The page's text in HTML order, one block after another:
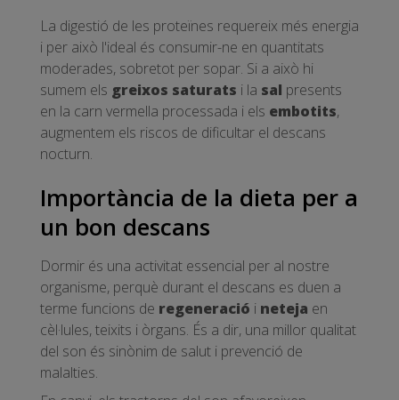
La digestió de les proteïnes requereix més energia
i per això l'ideal és consumir-ne en quantitats
moderades, sobretot per sopar. Si a això hi
sumem els greixos saturats i la sal presents
en la carn vermella processada i els embotits,
augmentem els riscos de dificultar el descans
nocturn.
Importància de la dieta per a
un bon descans
Dormir és una activitat essencial per al nostre
organisme, perquè durant el descans es duen a
terme funcions de regeneració i neteja en
cèl·lules, teixits i òrgans. És a dir, una millor qualitat
del son és sinònim de salut i prevenció de
malalties.